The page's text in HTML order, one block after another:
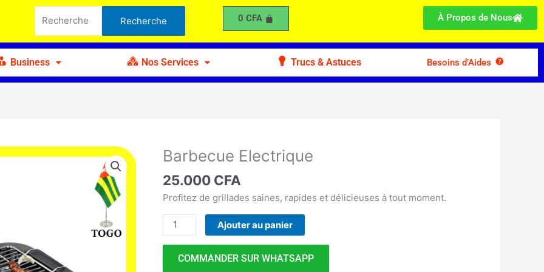
pour :
Recherche 0 CFA À Propos de Nous
Business Nos Services Trucs & Astuces Besoins d’Aides
Barbecue Electrique
25.000 CFA
Profitez de grillades saines, rapides et délicieuses à tout moment.
quantité
Barbecue
Electrique
Ajouter au panier
COMMANDER SUR WHATSAPP
Electrique